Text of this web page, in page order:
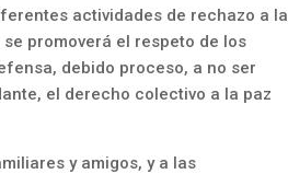
actividades de rechazo a la
promoverá el respeto de los
debido proceso, a no ser
el derecho colectivo a la paz
y amigos, y a las